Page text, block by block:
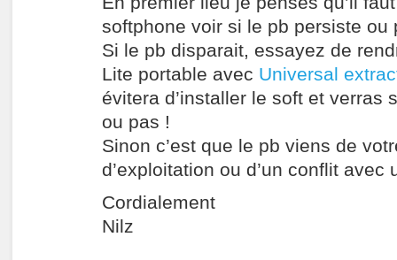
softphone voir si le pb persiste ou
Si le pb disparait, essayez de
Lite portable avec Universal
évitera d’installer le soft et verras
ou pas !
Sinon c’est que le pb viens de
d’exploitation ou d’un conflit avec
Cordialement
Nilz